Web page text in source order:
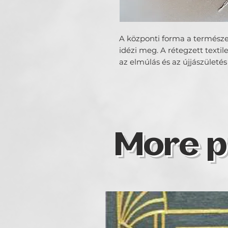
A központi forma a
idézi meg. A rétegzett
az elmúlás és az
More